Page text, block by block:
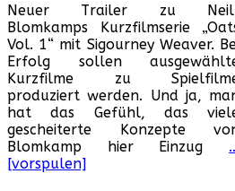
Neuer Trailer zu
Blomkamps Kurzfilmserie
Vol. 1“ mit Sigourney Weaver.
Erfolg sollen
Kurzfilme zu
produziert werden. Und ja,
hat das Gefühl, das
gescheiterte Konzepte
Blomkamp hier Einzug
[vorspulen]